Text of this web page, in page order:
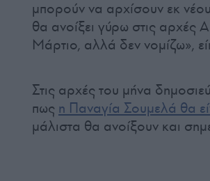
μπορούν να αρχίσουν εκ
θα ανοίξει γύρω στις αρχές
Μάρτιο, αλλά δεν νομίζω»,
Στις αρχές του μήνα
πως η Παναγία Σουμελά θα
μάλιστα θα ανοίξουν και